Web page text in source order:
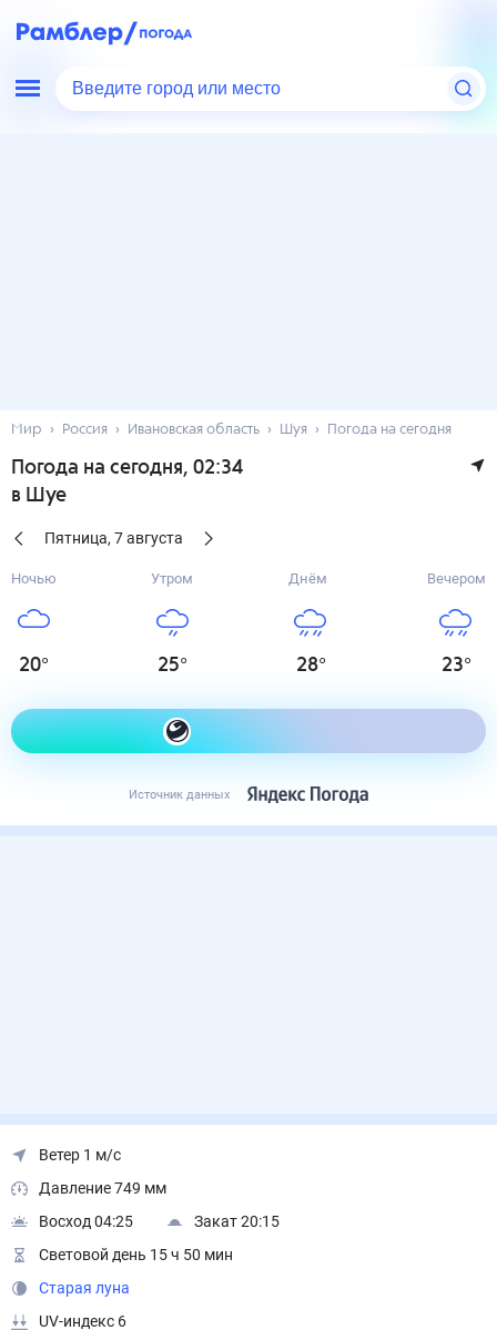
Введите город или место
Мир Россия Ивановская область Шуя Погода на сегодня
Погода на сегодня, 02:34
в Шуе
Пятница, 7августа
Ночью
20°
Утром
25°
Днём
28°
Вечером
23°
Как одеться сегодня
Источник данных
Ветер 1 м/с
Давление 749 мм
Восход 04:25
Закат 20:15
Световой день 15 ч 50 мин
Старая луна
UV-индекс 6